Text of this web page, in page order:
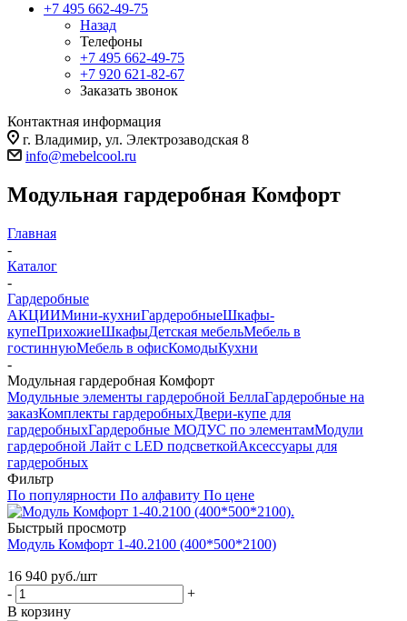
+7 495 662-49-75
Назад
Телефоны
+7 495 662-49-75
+7 920 621-82-67
Заказать звонок
Контактная информация
г. Владимир, ул. Электрозаводская 8
info@mebelcool.ru
Модульная гардеробная Комфорт
Главная
-
Каталог
-
Гардеробные
АКЦИИМини-кухниГардеробныеШкафы-
купеПрихожиеШкафыДетская мебельМебель в
гостиннуюМебель в офисКомодыКухни
-
Модульная гардеробная Комфорт
Модульные элементы гардеробной БеллаГардеробные на
заказКомплекты гардеробныхДвери-купе для
гардеробныхГардеробные МОДУС по элементамМодули
гардеробной Лайт с LED подсветкойАксессуары для
гардеробных
Фильтр
По популярности По алфавиту По цене
Быстрый просмотр
Модуль Комфорт 1-40.2100 (400*500*2100)
16 940 руб./шт
-
+
В корзину